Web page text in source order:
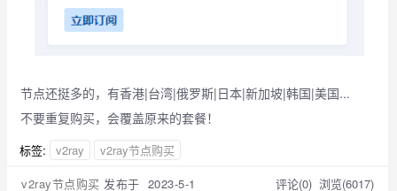
节点还挺多的，有香港|台湾|俄罗斯|日本|新加坡|韩国|美国...
不要重复购买，会覆盖原来的套餐！
标签: v2ray
v2ray节点购买
v2ray节点购买 发布于 2023-5-1
评论(0) 浏览(6017)